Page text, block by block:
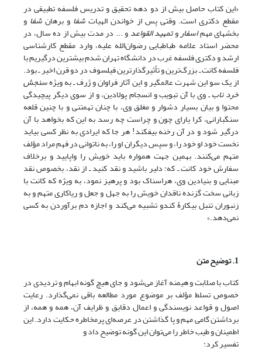
«این کتاب حاصل بیش از دو دهه تحقیق و تدریس فلسفه تطبیقی در
مقطع دکتری است. وقتی پس از خواندن الهیاتشفا و برهانشفا و
بخشهای مهماسفاروتمهید القواعدو ... در مدت بیش از ده سال، در
محضر استاد علامه طباطبایی رضوان‌الله علیه، وارد مقطع کارشناسی
ارشد و دکتری فلسفه غرب در دانشگاه تهران شدم بیشترین درگیریم با
فلسفه کانت ـ بزرگ‌ترین و تأثیرگذارترین فیلسوف در دو قرن اخیر ـ بود.
از یک سو این شهرت عالمگیر و این آثار فراوان و ژرف ـ به ویژهسنجش
خرد نابـ وی با آن تبویب و انسجام پولادین، و از سوی دیگر پیچیدگی
محتوا و بیان بسیار دشوار و مغلق وی، با چنان تهمتنی و با چنین قلعه
سنگبارانی، کرا یارای چون و چراست چه رسد به این که بخواهد با آن
درگیر شود و در آن رخنه بیفکند! هر جا که ایرادی به نظر کسی بیاید
نخست خود او خود را، و سپس دیگران او را، به ناتوانی در فهم مراد مؤلف
متهم می‌کنند. بهمین جهت همواره باید خویش را واپایید و برخلاف
سفارش خود کانت ـ که: دلیر باشید و نقد کنید ـ از نقد، بخصوص نقد
مبنایی و بنیادین وی، هراسناک بود و پرهیز نمود، به ویژه که کانت با
زبانی سخت گزنده ناقدان خویش را به جهل و جعل و ریاکاری متهم و به
زنبوران تنبل بیکارۀ کندو تشبیه می‌کند و اجازه دم برآوردن به کسی
نمی‌دهد.»
1. توضیح متن
کتاب با صلابت و هیمنه آغاز می‌شود و جای هیچ گونه ابهام و تردیدی در
خصوص تسلط مؤلف بر موضوع مورد مطالعه باقی نمی‌گذارد. رعایت
اصول و قواعد نویسندگی و اعمال دقایق و ظرایف آن، همه و همه، از
برداشتن گامی مهم و پا گذاشتن در عرصه‌ای پرمخاطره حکایت دارد. این
اطمینان و طیب خاطر را می‌توان این گونه توضیح داد و
تفسیر کرد: